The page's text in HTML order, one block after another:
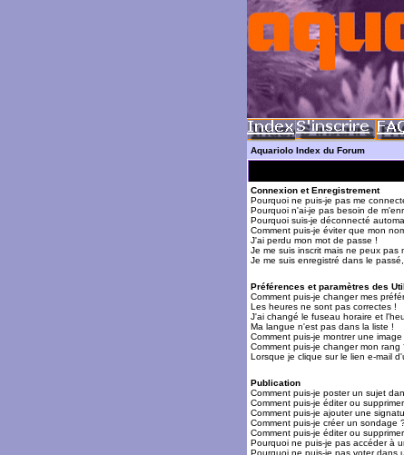
Aquariolo Index du Forum
Connexion et Enregistrement
Pourquoi ne puis-je pas me
Pourquoi n'ai-je pas besoin de
Pourquoi suis-je déconnecté
Comment puis-je éviter que mon
J'ai perdu mon mot de passe !
Je me suis inscrit mais ne peux pas
Je me suis enregistré dans le
Préférences et paramètres des
Comment puis-je changer mes
Les heures ne sont pas correctes !
J'ai changé le fuseau horaire et
Ma langue n'est pas dans la liste !
Comment puis-je montrer une
Comment puis-je changer mon rang
Lorsque je clique sur le lien e-mail
Publication
Comment puis-je poster un sujet
Comment puis-je éditer ou
Comment puis-je ajouter une
Comment puis-je créer un sondage
Comment puis-je éditer ou
Pourquoi ne puis-je pas accéder à
Pourquoi ne puis-je pas voter dans